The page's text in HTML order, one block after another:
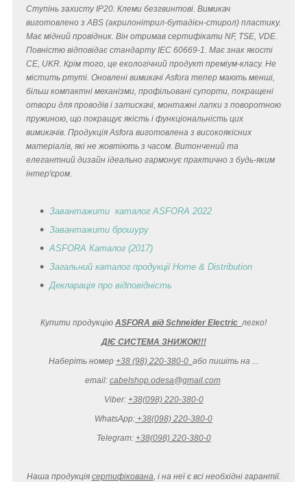
Ступінь захисту IP20. Клеми безгвинтові. Вимикач
виготовлено з ABS (акрилонітрил-бутадієн-стирол) пластику.
Має мідний провідник. Він отримав сертифікати NF, TSE, VDE.
Повністю відповідає стандарту IEC 60669-1. Має знак якості
CE, UKR. Крім того, це екологічний продукт преміум-класу. Не
містить ртуті. Оновлені вимикачі Asfora тепер мають менші,
більш компактні механізми, профільовані супорти, покращені
отвори для проводів і затискачі, монтажні лапки з поворотною
пружиною, що покращує якість і функціональність цих
вимикачів. Продукція Asfora виготовлена з високоякісних
матеріалів, які не жовтіють з часом. Витончений та
елегантний дизайн ідеально гармонує практично з будь-яким
інтер'єром.
Завантажити каталог ASFORA 2022
Завантажити брошуру
ASFORA Каталог (2017)
Загальний каталог продукції Home & Distribution
Декларація про відповідність
Купити продукцію ASFORA від Schneider Electric легко!
ДІЄ СИСТЕМА ЗНИЖОК!!!
Наберіть номер +38 (98) 220-380-0 або пишіть на ...
email: cabelshop.odesa@gmail.com
Viber: +38(098) 220-380-0
WhatsApp: +38(098) 220-380-0
Telegram: +38(098) 220-380-0
Наша продукція сертифікована , і на неї є всі необхідні гарантії.